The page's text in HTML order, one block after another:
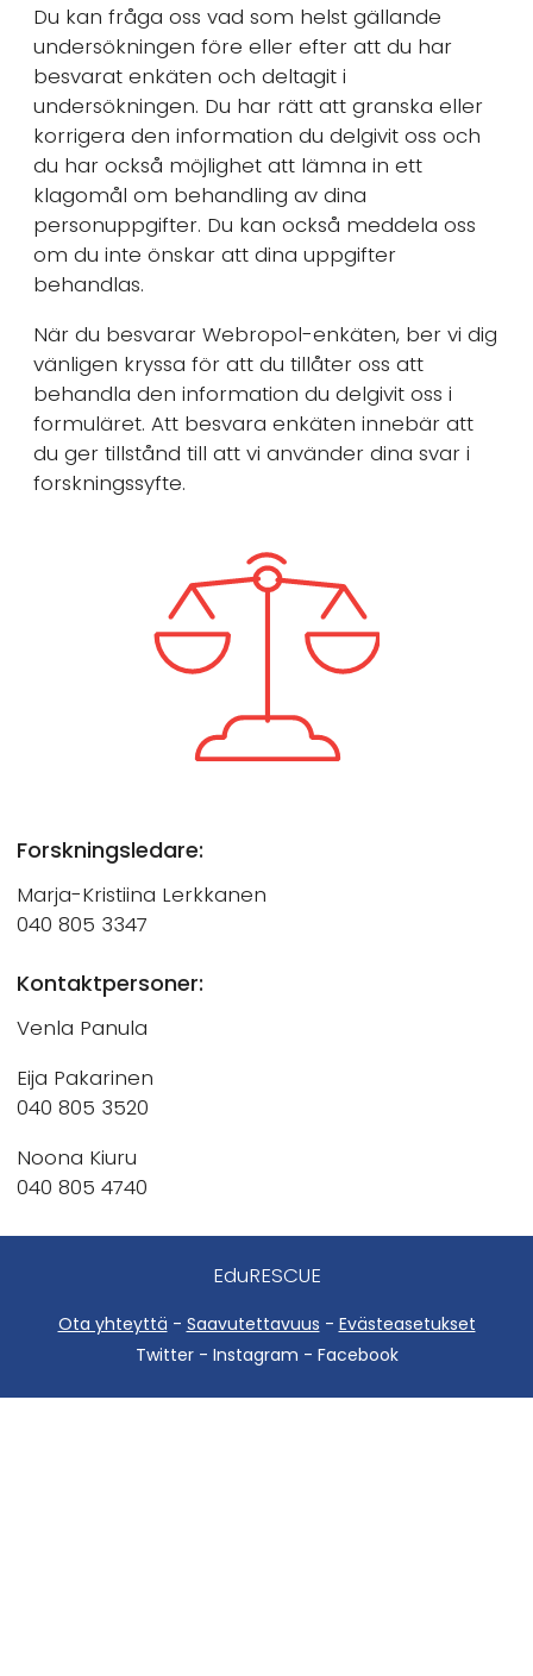
Du kan fråga oss vad som helst gällande
undersökningen före eller efter att du har
besvarat enkäten och deltagit i
undersökningen. Du har rätt att granska eller
korrigera den information du delgivit oss och
du har också möjlighet att lämna in ett
klagomål om behandling av dina
personuppgifter. Du kan också meddela oss
om du inte önskar att dina uppgifter
behandlas.
När du besvarar Webropol-enkäten, ber vi dig
vänligen kryssa för att du tillåter oss att
behandla den information du delgivit oss i
formuläret. Att besvara enkäten innebär att
du ger tillstånd till att vi använder dina svar i
forskningssyfte.
Forskningsledare:
Marja-Kristiina Lerkkanen
040 805 3347
Kontaktpersoner:
Venla Panula
Eija Pakarinen
040 805 3520
Noona Kiuru
040 805 4740
EduRESCUE
Ota yhteyttä - Saavutettavuus - Evästeasetukset
Twitter - Instagram - Facebook